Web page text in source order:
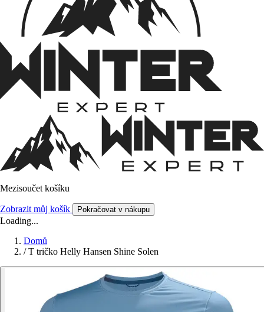
Mezisoučet košíku
Zobrazit můj košík Pokračovat v nákupu
Loading...
Domů
/ T tričko Helly Hansen Shine Solen